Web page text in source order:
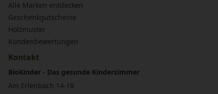
Alle Marken entdecken
Geschenkgutscheine
Holzmuster
Kundenbewertungen
Kontakt
BioKinder - Das gesunde Kinderzimmer
Am Erlenbach 14-18